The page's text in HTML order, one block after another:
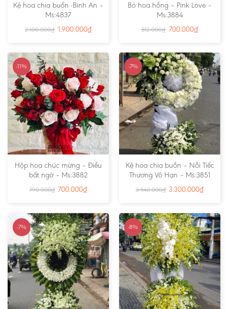
Kệ hoa chia buồn -Bình An –
Ms:4837
2.100.000₫ 1.900.000₫
Bó hoa hồng – Pink Love –
Ms:3884
812.000₫ 700.000₫
-11%
Hộp hoa chúc mừng – Điều
bất ngờ – Ms:3882
790.000₫ 700.000₫
-7%
Kệ hoa chia buồn – Nỗi Tiếc
Thương Vô Hạn – Ms:3851
3.540.000₫ 3.300.000₫
-7% -8%